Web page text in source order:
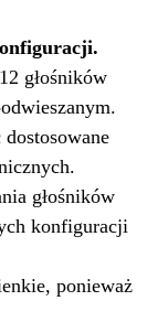
głośników
głośników
konfiguracji
ponieważ